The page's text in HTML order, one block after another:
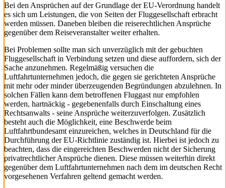
Bei den Ansprüchen auf der Grundlage der EU-Verordnung handelt
es sich um Leistungen, die von Seiten der Fluggesellschaft erbracht
werden müssen. Daneben bleiben die reiserechtlichen Ansprüche
gegenüber dem Reiseveranstalter weiter erhalten.
Bei Problemen sollte man sich unverzüglich mit der gebuchten
Fluggesellschaft in Verbindung setzen und diese auffordern, sich der
Sache anzunehmen. Regelmäßig versuchen die
Luftfahrtunternehmen jedoch, die gegen sie gerichteten Ansprüche
mit mehr oder minder überzeugenden Begründungen abzulehnen. In
solchen Fällen kann dem betroffenen Fluggast nur empfohlen
werden, hartnäckig - gegebenenfalls durch Einschaltung eines
Rechtsanwalts - seine Ansprüche weiterzuverfolgen. Zusätzlich
besteht auch die Möglichkeit, eine Beschwerde beim
Luftfahrtbundesamt einzureichen, welches in Deutschland für die
Durchführung der EU-Richtlinie zuständig ist. Hierbei ist jedoch zu
beachten, dass die eingereichten Beschwerden nicht der Sicherung
privatrechtlicher Ansprüche dienen. Diese müssen weiterhin direkt
gegenüber dem Luftfahrtunternehmen nach dem im deutschen Recht
vorgesehenen Verfahren geltend gemacht werden.